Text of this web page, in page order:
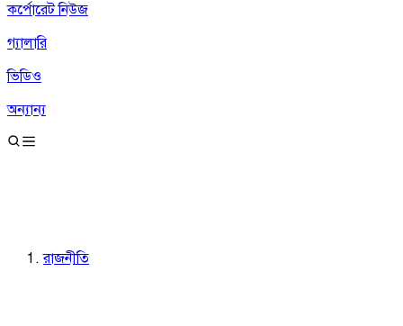
কর্পোরেট নিউজ
গ্যালারি
ভিডিও
অন্যান্য
রাজনীতি